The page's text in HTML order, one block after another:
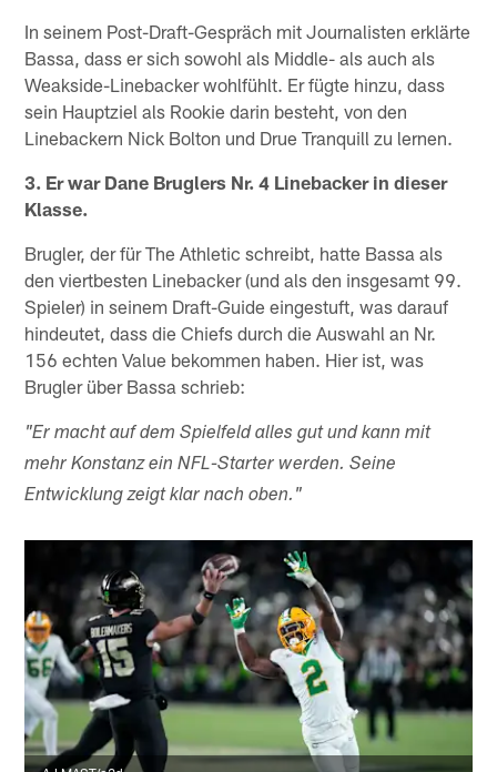
In seinem Post-Draft-Gespräch mit Journalisten erklärte
Bassa, dass er sich sowohl als Middle- als auch als
Weakside-Linebacker wohlfühlt. Er fügte hinzu, dass
sein Hauptziel als Rookie darin besteht, von den
Linebackern Nick Bolton und Drue Tranquill zu lernen.
3. Er war Dane Bruglers Nr. 4 Linebacker in dieser
Klasse.
Brugler, der für The Athletic schreibt, hatte Bassa als
den viertbesten Linebacker (und als den insgesamt 99.
Spieler) in seinem Draft-Guide eingestuft, was darauf
hindeutet, dass die Chiefs durch die Auswahl an Nr.
156 echten Value bekommen haben. Hier ist, was
Brugler über Bassa schrieb:
"Er macht auf dem Spielfeld alles gut und kann mit
mehr Konstanz ein NFL-Starter werden. Seine
Entwicklung zeigt klar nach oben."